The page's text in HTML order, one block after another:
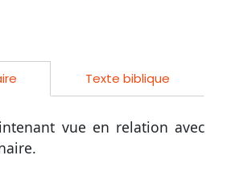
Texte biblique
vue en relation avec